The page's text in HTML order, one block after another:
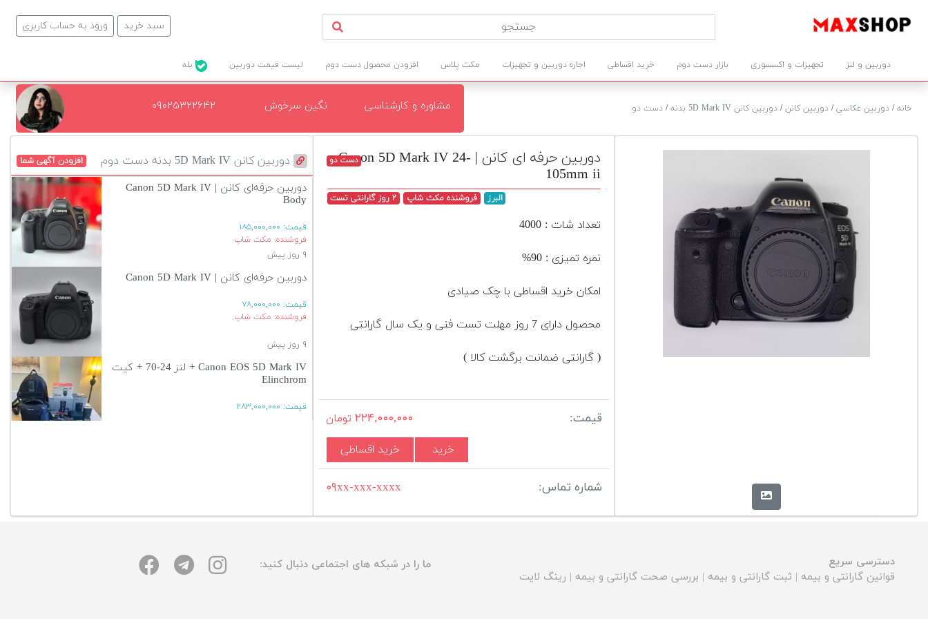
ورود به حساب کاربری سبد خرید
دوربین و لنز تجهیزات و اکسسوری بازار دست دوم خرید اقساطی اجاره دوربین و تجهیزات مکث پلاس افزودن محصول دست دوم لیست قیمت دوربین
خانه/ دوربین عکاسی/ دوربین کانن/ دوربین کانن 5D Mark IV بدنه / دست دو مشاوره و کارشناسی نگین سرخوش ۰۹۰۲۵۳۲۲۶۴۲
دوربین کانن 5D Mark IV بدنه دست دوم افزودن آگهی شما
دوربین حرفه‌ای کانن | Canon 5D Mark IV
Body
قیمت: ۱۸۵,۰۰۰,۰۰۰
فروشنده: مکث شاپ
۹ روز پیش
دوربین حرفه‌ای کانن | Canon 5D Mark IV
قیمت: ۷۸,۰۰۰,۰۰۰
فروشنده: مکث شاپ
۹ روز پیش
Canon EOS 5D Mark IV + لنز 24-70 + کیت
Elinchrom
قیمت: ۲۸۳,۰۰۰,۰۰۰
دوربین حرفه ای کانن | Canon 5D Mark IV 24-
105mm ii
دست دو
البرز فروشنده مکث شاپ ۲ روز گارانتی تست
تعداد شات : 4000
نمره تمیزی : 90%
امکان خرید اقساطی با چک صیادی
محصول دارای 7 روز مهلت تست فنی و یک سال گارانتی
( گارانتی ضمانت برگشت کالا )
قیمت: ۲۲۴,۰۰۰,۰۰۰ تومان
خرید خرید اقساطی
شماره تماس: ۰۹xx-xxx-xxxx
دسترسی سریع
قوانین گارانتی و بیمه | ثبت گارانتی و بیمه | بررسی صحت گارانتی و بیمه | رینگ لایت
ما را در شبکه های اجتماعی دنبال کنید: